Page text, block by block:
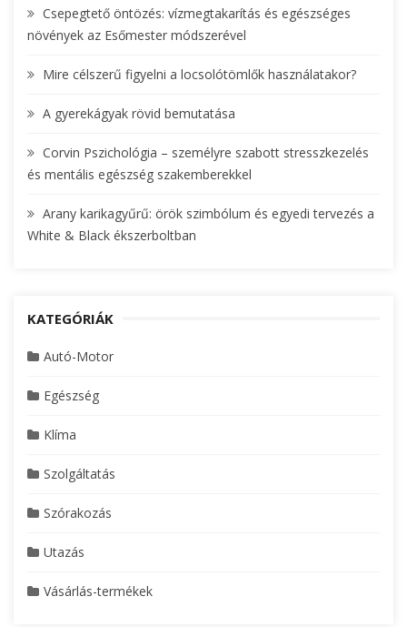
f
o
:
Csepegtető öntözés: vízmegtakarítás és egészséges
növények az Esőmester módszerével
Mire célszerű figyelni a locsolótömlők használatakor?
A gyerekágyak rövid bemutatása
Corvin Pszichológia – személyre szabott stresszkezelés
és mentális egészség szakemberekkel
Arany karikagyűrű: örök szimbólum és egyedi tervezés a
White & Black ékszerboltban
KATEGÓRIÁK
Autó-Motor
Egészség
Klíma
Szolgáltatás
Szórakozás
Utazás
Vásárlás-termékek